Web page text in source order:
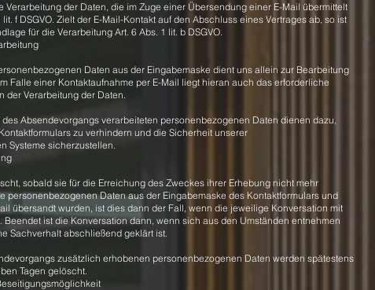
Verarbeitung der Daten, die im Zuge einer Übersendung einer E-Mail übermittelt
f DSGVO. Zielt der E-Mail-Kontakt auf den Abschluss eines Vertrages ab, so ist
für die Verarbeitung Art. 6 Abs. 1 lit. b DSGVO.
Daten aus der Eingabemaske dient uns allein zur Bearbeitung
Falle einer Kontaktaufnahme per E-Mail liegt hieran auch das erforderliche
der Verarbeitung der Daten.
Absendevorgangs verarbeiteten personenbezogenen Daten dienen dazu,
zu verhindern und die Sicherheit unserer
Systeme sicherzustellen.
sobald sie für die Erreichung des Zweckes ihrer Erhebung nicht mehr
personenbezogenen Daten aus der Eingabemaske des Kontaktformulars und
übersandt wurden, ist dies dann der Fall, wenn die jeweilige Konversation mit
Beendet ist die Konversation dann, wenn sich aus den Umständen entnehmen
Sachverhalt abschließend geklärt ist.
zusätzlich erhobenen personenbezogenen Daten werden spätestens
Tagen gelöscht.